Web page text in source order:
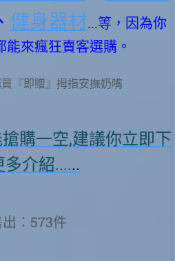
健身器材...等，因為你
來瘋狂賣客選購。
『即贈』拇指安撫奶嘴
購一空,建議你立即下
介紹......
：573件